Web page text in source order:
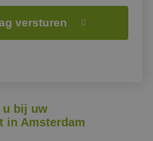
versturen
u bij uw
in Amsterdam